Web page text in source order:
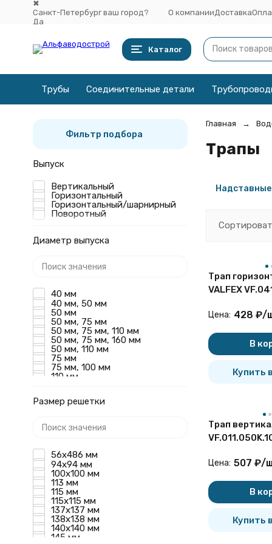
✖
Санкт-Петербург ваш город?
Да
О компании Доставка
Каталог
Трубы Соединительные детали
Главная
Трапы
Трап
VALFEX
решеткой из
Цена: 428 ₽/
В
Купить
Трап
Цена: 507 ₽/
В
Купить
Фильтр подбора
Выпуск
Вертикальный
Горизонтальный
Горизонтальный/шарнирный
Поворотный
Диаметр выпуска
40 мм
40 мм, 50 мм
50 мм
50 мм, 75 мм
50 мм, 75 мм, 110 мм
50 мм, 75 мм, 160 мм
50 мм, 110 мм
75 мм
75 мм, 100 мм
110 мм
Размер решетки
56х486 мм
94х94 мм
100х100 мм
113 мм
115 мм
115х115 мм
137х137 мм
138х138 мм
140х140 мм
145 мм